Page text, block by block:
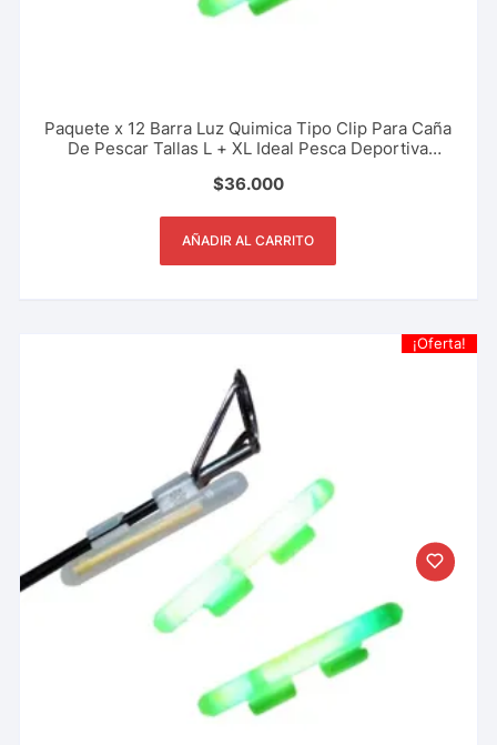
Paquete x 12 Barra Luz Quimica Tipo Clip Para Caña
De Pescar Tallas L + XL Ideal Pesca Deportiva
$36.000
AÑADIR AL CARRITO
¡Oferta!